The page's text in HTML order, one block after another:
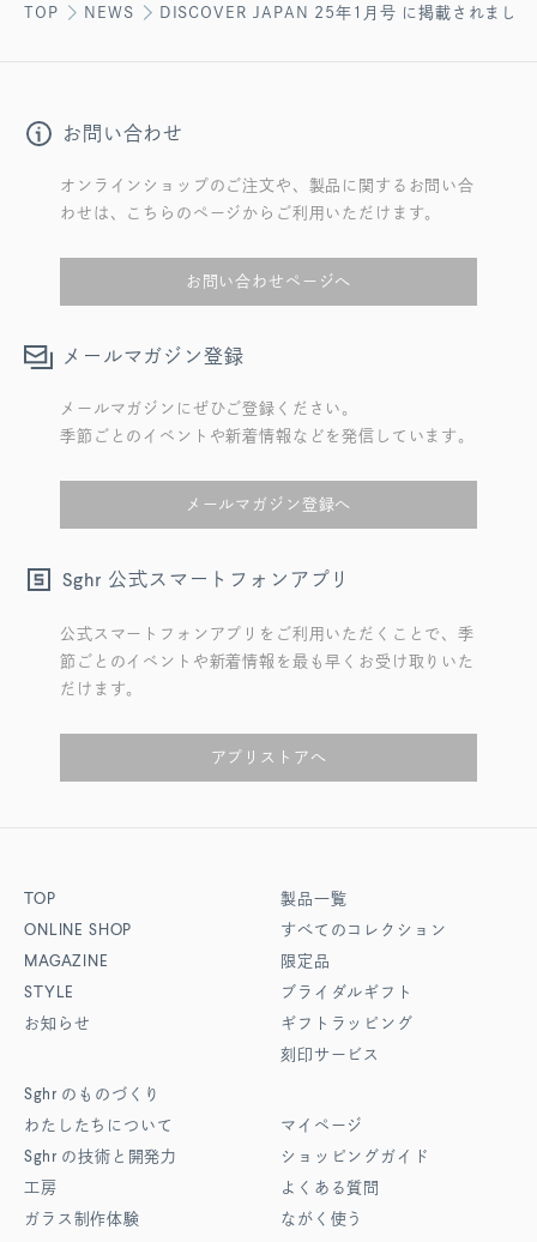
TOP NEWS DISCOVER JAPAN 25年1月号 に掲載されました
お問い合わせ
オンラインショップのご注文や、製品に関するお問い合
わせは、こちらのページからご利用いただけます。
お問い合わせページへ
メールマガジン登録
メールマガジンにぜひご登録ください。
季節ごとのイベントや新着情報などを発信しています。
メールマガジン登録へ
Sghr 公式スマートフォンアプリ
公式スマートフォンアプリをご利用いただくことで、季
節ごとのイベントや新着情報を最も早くお受け取りいた
だけます。
アプリストアへ
TOP
ONLINE SHOP
MAGAZINE
STYLE
お知らせ
Sghr のものづくり
わたしたちについて
Sghr の技術と開発力
工房
ガラス制作体験
製品一覧
すべてのコレクション
限定品
ブライダルギフト
ギフトラッピング
刻印サービス
マイページ
ショッピングガイド
よくある質問
ながく使う